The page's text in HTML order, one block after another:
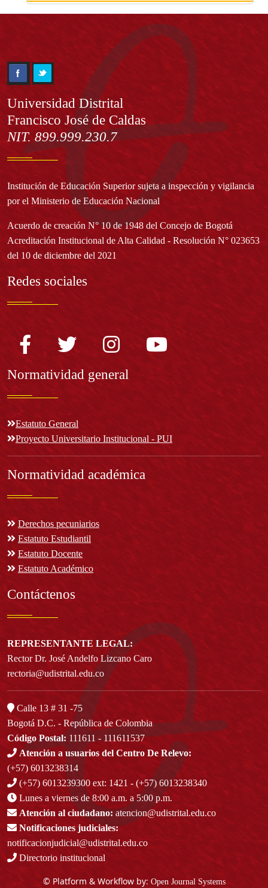
Información
Universidad Distrital
Francisco José de Caldas
NIT. 899.999.230.7
Institución de Educación Superior sujeta a inspección y vigilancia
por el Ministerio de Educación Nacional
Acuerdo de creación N° 10 de 1948 del Concejo de Bogotá
Acreditación Institucional de Alta Calidad - Resolución N° 023653
del 10 de diciembre del 2021
Redes sociales
Normatividad general
Estatuto General
Proyecto Universitario Institucional - PUI
Normatividad académica
Derechos pecuniarios
Estatuto Estudiantil
Estatuto Docente
Estatuto Académico
Contáctenos
REPRESENTANTE LEGAL:
Rector Dr. José Andelfo Lizcano Caro
rectoria@udistrital.edu.co
Calle 13 # 31 -75
Bogotá D.C. - República de Colombia
Código Postal: 111611 - 111611537
Atención a usuarios del Centro De Relevo:
(+57) 6013238314
(+57) 6013239300 ext: 1421 - (+57) 6013238340
Lunes a viernes de 8:00 a.m. a 5:00 p.m.
Atención al ciudadano: atencion@udistrital.edu.co
Notificaciones judiciales:
notificacionjudicial@udistrital.edu.co
Directorio institucional
© Platform & Workflow by: Open Journal Systems